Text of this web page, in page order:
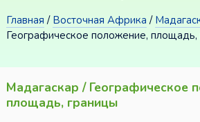
Главная / Восточная Африка /
Географическое положение, площадь,
Мадагаскар / Географическое
площадь, границы